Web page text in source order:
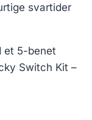
svartider
et 5-benet
Switch Kit –